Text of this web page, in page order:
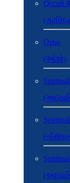
Occult
Osho
(ઓશો)